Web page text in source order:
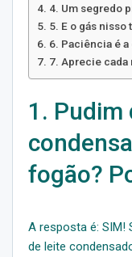
4. Um segredo
5. E o gás nisso
6. Paciência é a
7. Aprecie cada
1. Pudim
fogão?
A resposta é: SIM!
de leite